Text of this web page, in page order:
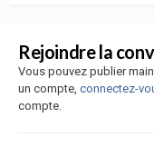
Rejoindre la
Vous pouvez publier
un compte, connectez-
compte.